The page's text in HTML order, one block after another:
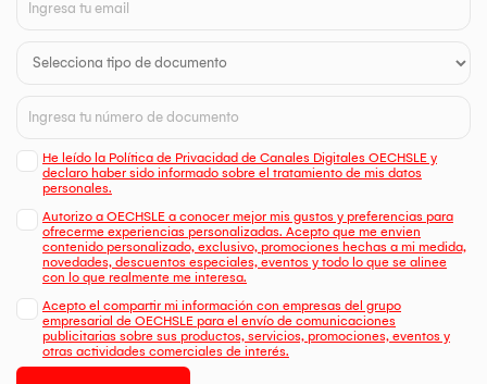
He leído la Política de Privacidad de Canales Digitales OECHSLE y
declaro haber sido informado sobre el tratamiento de mis datos
personales.
Autorizo a OECHSLE a conocer mejor mis gustos y preferencias para
ofrecerme experiencias personalizadas. Acepto que me envien
contenido personalizado, exclusivo, promociones hechas a mi medida,
novedades, descuentos especiales, eventos y todo lo que se alinee
con lo que realmente me interesa.
Acepto el compartir mi información con empresas del grupo
empresarial de OECHSLE para el envío de comunicaciones
publicitarias sobre sus productos, servicios, promociones, eventos y
otras actividades comerciales de interés.